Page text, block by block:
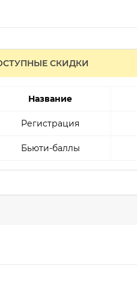
СКИДКИ
Название
Регистрация
Бьюти-баллы